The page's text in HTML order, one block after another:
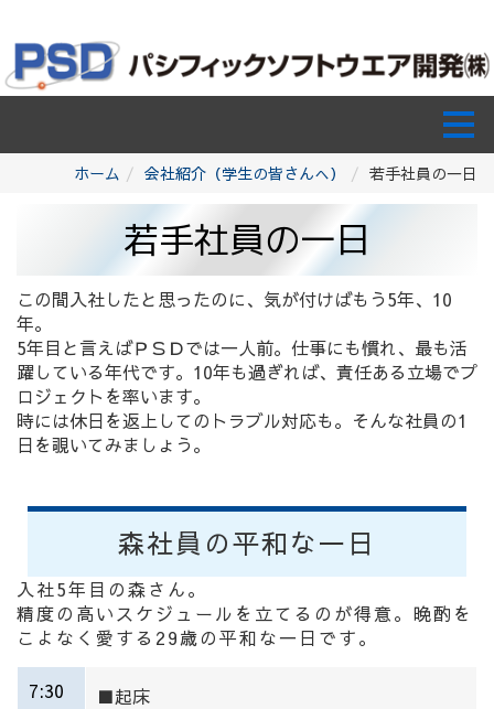
ホーム 会社紹介（学生の皆さんへ） 若手社員の一日
若手社員の一日
この間入社したと思ったのに、気が付けばもう5年、10
年。
5年目と言えばＰＳＤでは一人前。仕事にも慣れ、最も活
躍している年代です。10年も過ぎれば、責任ある立場でプ
ロジェクトを率います。
時には休日を返上してのトラブル対応も。そんな社員の1
日を覗いてみましょう。
森社員の平和な一日
入社5年目の森さん。
精度の高いスケジュールを立てるのが得意。晩酌を
こよなく愛する29歳の平和な一日です。
7:30 ■起床